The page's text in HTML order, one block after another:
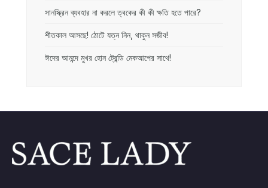
সানস্ক্রিন ব্যবহার না করলে ত্বকের কী কী ক্ষতি হতে পারে?
শীতকাল আসছে! ঠোটে যত্ন নিন, থাকুন সজীব!
ঈদের আনন্দে মুখর হোন ট্রেন্ডি মেকআপের সাথে!